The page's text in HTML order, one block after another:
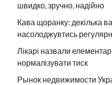
швидко, зручно, надійно
Кава щоранку: декілька
насолоджувтись
Лікарі назвали
нормалізувати тиск
Рынок недвижимости